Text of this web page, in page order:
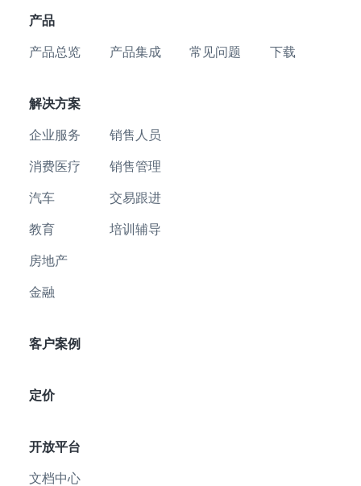
产品
产品总览 产品集成 常见问题 下载
解决方案
企业服务
消费医疗
汽车
教育
房地产
金融
销售人员
销售管理
交易跟进
培训辅导
客户案例
定价
开放平台
文档中心